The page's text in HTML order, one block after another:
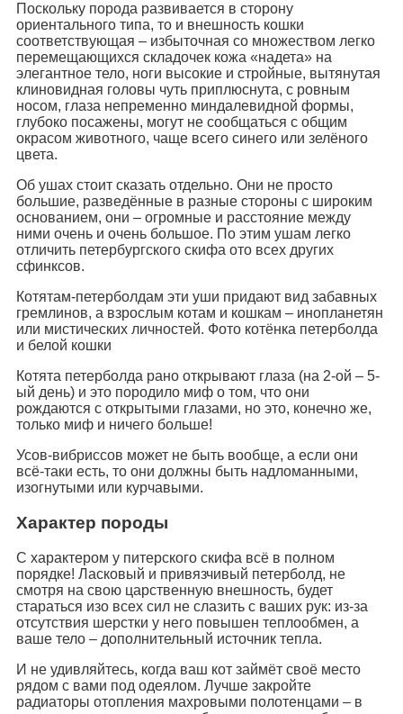
Поскольку порода развивается в сторону
ориентального типа, то и внешность кошки
соответствующая – избыточная со множеством легко
перемещающихся складочек кожа «надета» на
элегантное тело, ноги высокие и стройные, вытянутая
клиновидная головы чуть приплюснута, с ровным
носом, глаза непременно миндалевидной формы,
глубоко посажены, могут не сообщаться с общим
окрасом животного, чаще всего синего или зелёного
цвета.
Об ушах стоит сказать отдельно. Они не просто
большие, разведённые в разные стороны с широким
основанием, они – огромные и расстояние между
ними очень и очень большое. По этим ушам легко
отличить петербургского скифа ото всех других
сфинксов.
Котятам-петерболдам эти уши придают вид забавных
гремлинов, а взрослым котам и кошкам – инопланетян
или мистических личностей. Фото котёнка петерболда
и белой кошки
Котята петерболда рано открывают глаза (на 2-ой – 5-
ый день) и это породило миф о том, что они
рождаются с открытыми глазами, но это, конечно же,
только миф и ничего больше!
Усов-вибриссов может не быть вообще, а если они
всё-таки есть, то они должны быть надломанными,
изогнутыми или курчавыми.
Характер породы
С характером у питерского скифа всё в полном
порядке! Ласковый и привязчивый петерболд, не
смотря на свою царственную внешность, будет
стараться изо всех сил не слазить с ваших рук: из-за
отсутствия шерстки у него повышен теплообмен, а
ваше тело – дополнительный источник тепла.
И не удивляйтесь, когда ваш кот займёт своё место
рядом с вами под одеялом. Лучше закройте
радиаторы отопления махровыми полотенцами – в